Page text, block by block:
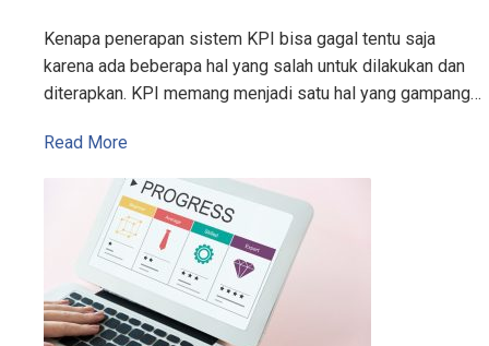
Kenapa penerapan sistem KPI bisa gagal tentu saja
karena ada beberapa hal yang salah untuk dilakukan dan
diterapkan. KPI memang menjadi satu hal yang gampang…
Read More